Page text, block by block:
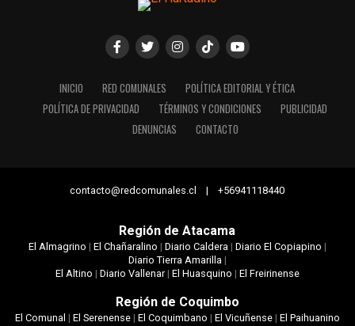
INICIO RED COMUNALES
POLÍTICA EDITORIAL Y ÉTICA
POLÍTICA DE PRIVACIDAD
TÉRMINOS Y CONDICIONES
PUBLICIDAD
DENUNCIAS
CONTACTO
contacto@redcomunales.cl | +56941118440
Región de Atacama
El Almagrino | El Chañaralino | Diario Caldera| Diario El Copiapino |
Diario Tierra Amarilla|
El Altino | Diario Vallenar| El Huasquino | El Freirinense
Región de Coquimbo
El Comunal | El Serenense| El Coquimbano | El Vicuñense| El Paihuanino